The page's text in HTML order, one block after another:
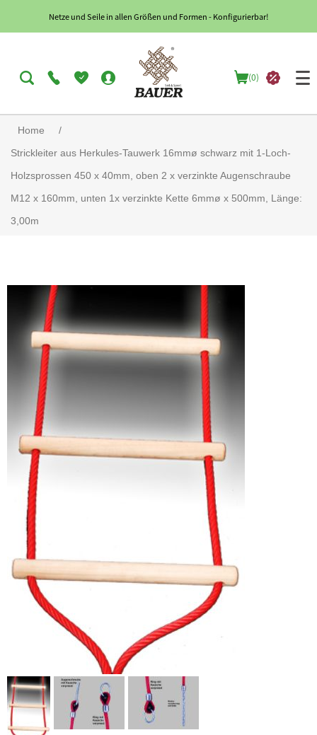
Netze und Seile in allen Größen und Formen - Konfigurierbar!
(0)
Home
/
Strickleiter aus Herkules-Tauwerk 16mmø schwarz mit 1-Loch-
Holzsprossen 450 x 40mm, oben 2 x verzinkte Augenschraube
M12 x 160mm, unten 1x verzinkte Kette 6mmø x 500mm, Länge:
3,00m